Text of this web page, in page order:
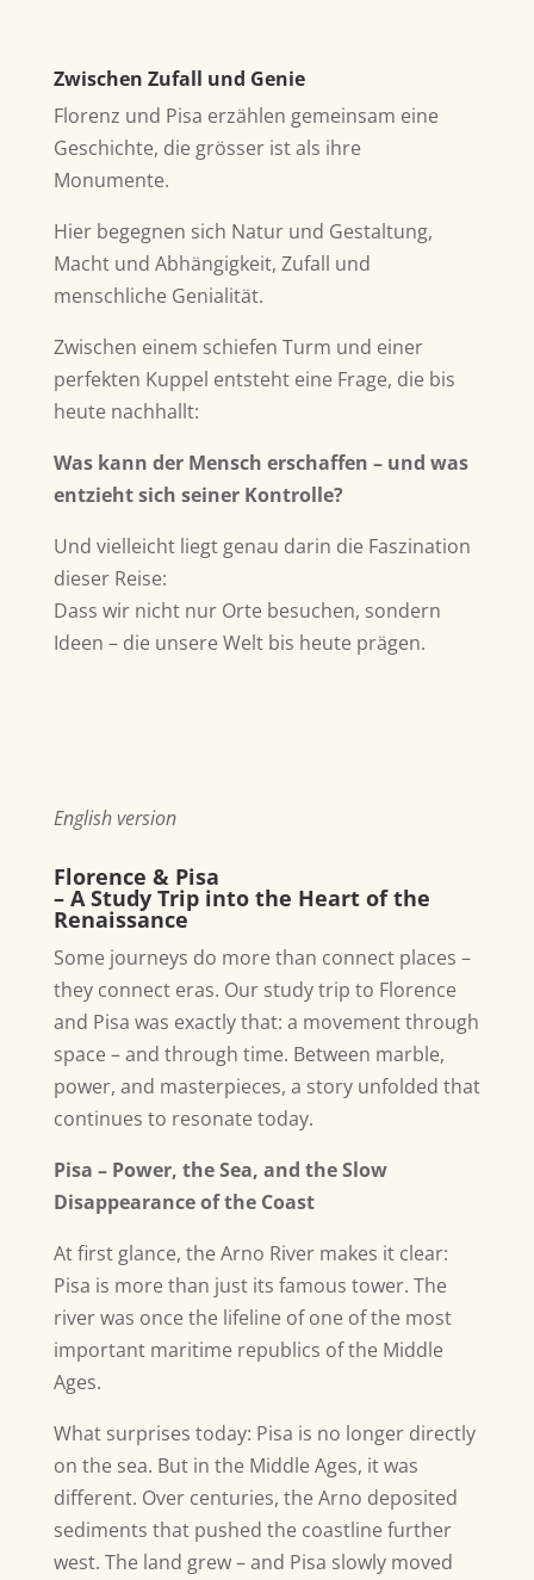
Zwischen Zufall und Genie
Florenz und Pisa erzählen gemeinsam eine
Geschichte, die grösser ist als ihre
Monumente.
Hier begegnen sich Natur und Gestaltung,
Macht und Abhängigkeit, Zufall und
menschliche Genialität.
Zwischen einem schiefen Turm und einer
perfekten Kuppel entsteht eine Frage, die bis
heute nachhallt:
Was kann der Mensch erschaffen – und was
entzieht sich seiner Kontrolle?
Und vielleicht liegt genau darin die Faszination
dieser Reise:
Dass wir nicht nur Orte besuchen, sondern
Ideen – die unsere Welt bis heute prägen.
English version
Florence & Pisa
– A Study Trip into the Heart of the
Renaissance
Some journeys do more than connect places –
they connect eras. Our study trip to Florence
and Pisa was exactly that: a movement through
space – and through time. Between marble,
power, and masterpieces, a story unfolded that
continues to resonate today.
Pisa – Power, the Sea, and the Slow
Disappearance of the Coast
At first glance, the Arno River makes it clear:
Pisa is more than just its famous tower. The
river was once the lifeline of one of the most
important maritime republics of the Middle
Ages.
What surprises today: Pisa is no longer directly
on the sea. But in the Middle Ages, it was
different. Over centuries, the Arno deposited
sediments that pushed the coastline further
west. The land grew – and Pisa slowly moved